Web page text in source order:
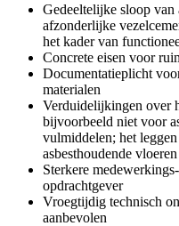
Gedeeltelijke sloop van
afzonderlijke
het kader van
Concrete eisen voor
Documentatieplicht
materialen
Verduidelijkingen over
bijvoorbeeld niet voor
vulmiddelen; het
asbesthoudende
Sterkere
opdrachtgever
Vroegtijdig technisch
aanbevolen